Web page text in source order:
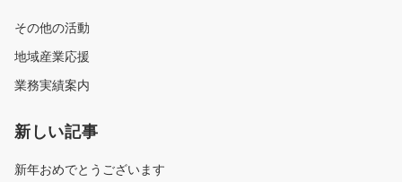
その他の活動
地域産業応援
業務実績案内
新しい記事
新年おめでとうございます